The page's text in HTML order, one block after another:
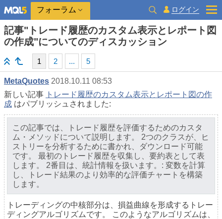
フォーラム ログイン
記事"トレード履歴のカスタム表示とレポート図
の作成"についてのディスカッション
1 2 ... 5
MetaQuotes 2018.10.11 08:53
新しい記事 トレード履歴のカスタム表示とレポート図の作
成 はパブリッシュされました:
この記事では、トレード履歴を評価するためのカスタ
ム・メソッドについて説明します。 2つのクラスが、ヒ
ストリーを分析するために書かれ、ダウンロード可能
です。 最初のトレード履歴を収集し、要約表として表
します。 2番目は、統計情報を扱います。: 変数を計算
し、トレード結果のより効率的な評価チャートを構築
します。
トレーディングの中核部分は、損益曲線を形成するトレー
ディングアルゴリズムです。 このようなアルゴリズムは、